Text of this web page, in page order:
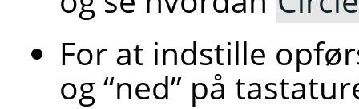
For at indstille
og“ned” på